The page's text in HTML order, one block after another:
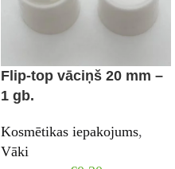
Flip-top vāciņš 20 mm –
1 gb.
Kosmētikas iepakojums,
Vāki